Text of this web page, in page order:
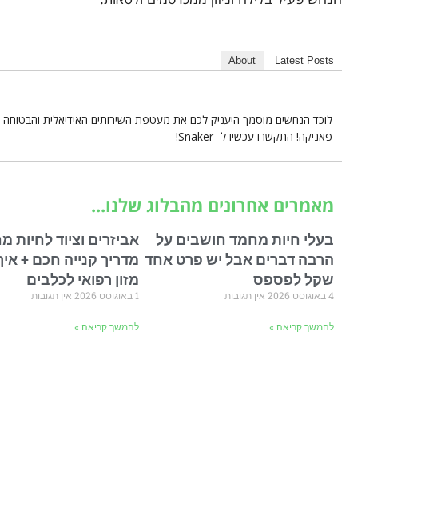
About Latest Posts
לוכד הנחשים מוסמך היעניק לכם את מעטפת השירותים האידיאלית והבטוחה
פאניקה! התקשרו עכשיו ל- Snaker!
מאמרים אחרונים מהבלוג שלנו...
בעלי חיות מחמד חושבים על
הרבה דברים אבל יש פרט אחד
שקל לפספס
4 באוגוסט 2026 אין תגובות
להמשך קריאה »
אביזרים וציוד לחיות
מדריך קנייה חכם +
מזון רפואי לכלבים
1 באוגוסט 2026 אין תגובות
להמשך קריאה »